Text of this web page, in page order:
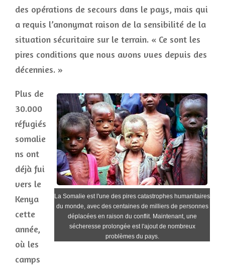
des opérations de secours dans le pays, mais qui
a requis l’anonymat raison de la sensibilité de la
situation sécuritaire sur le terrain. « Ce sont les
pires conditions que nous avons vues depuis des
décennies. »
La Somalie est l'une des pires catastrophes humanitaires
du monde, avec des centaines de milliers de personnes
déplacées en raison du conflit. Maintenant, une
sécheresse prolongée est l'ajout de nombreux
problèmes du pays.
Plus de
30.000
réfugiés
somalie
ns ont
déjà fui
vers le
Kenya
cette
année,
où les
camps